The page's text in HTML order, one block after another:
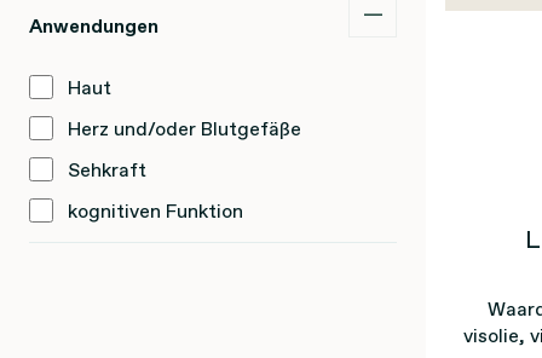
Anwendungen
Haut
Herz und/oder Blutgefäße
Sehkraft
kognitiven Funktion
visolie,